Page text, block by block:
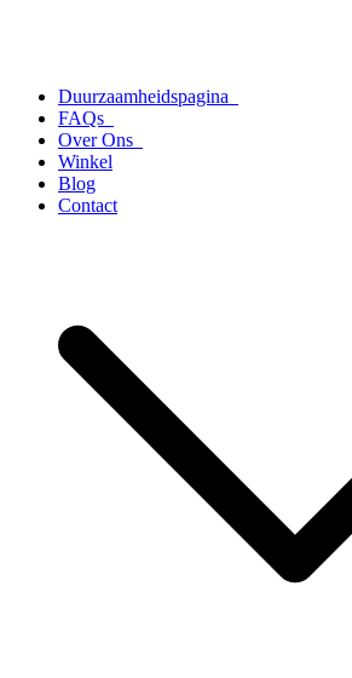
Duurzaamheidspagina
FAQs
Over Ons
Winkel
Blog
Contact